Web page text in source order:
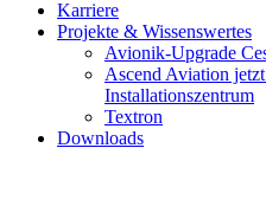
Karriere
Projekte & Wissenswertes
Avionik-Upgrade
Ascend Aviation
Installationszentrum
Textron
Downloads